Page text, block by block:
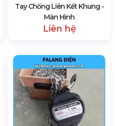
Tay Chống Liên Kết Khung -
Màn Hình
Liên hệ